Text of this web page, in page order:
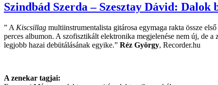
Szindbád Szerda – Szesztay Dávid: Dalok
” A Kiscsillag multiinstrumentalista gitárosa egymaga rakta össze
perces albumon. A szofisztikált elektronika megjelenése nem új, de
legjobb hazai debütálásának egyike.” Réz György, Recorder.hu
A zenekar tagjai: